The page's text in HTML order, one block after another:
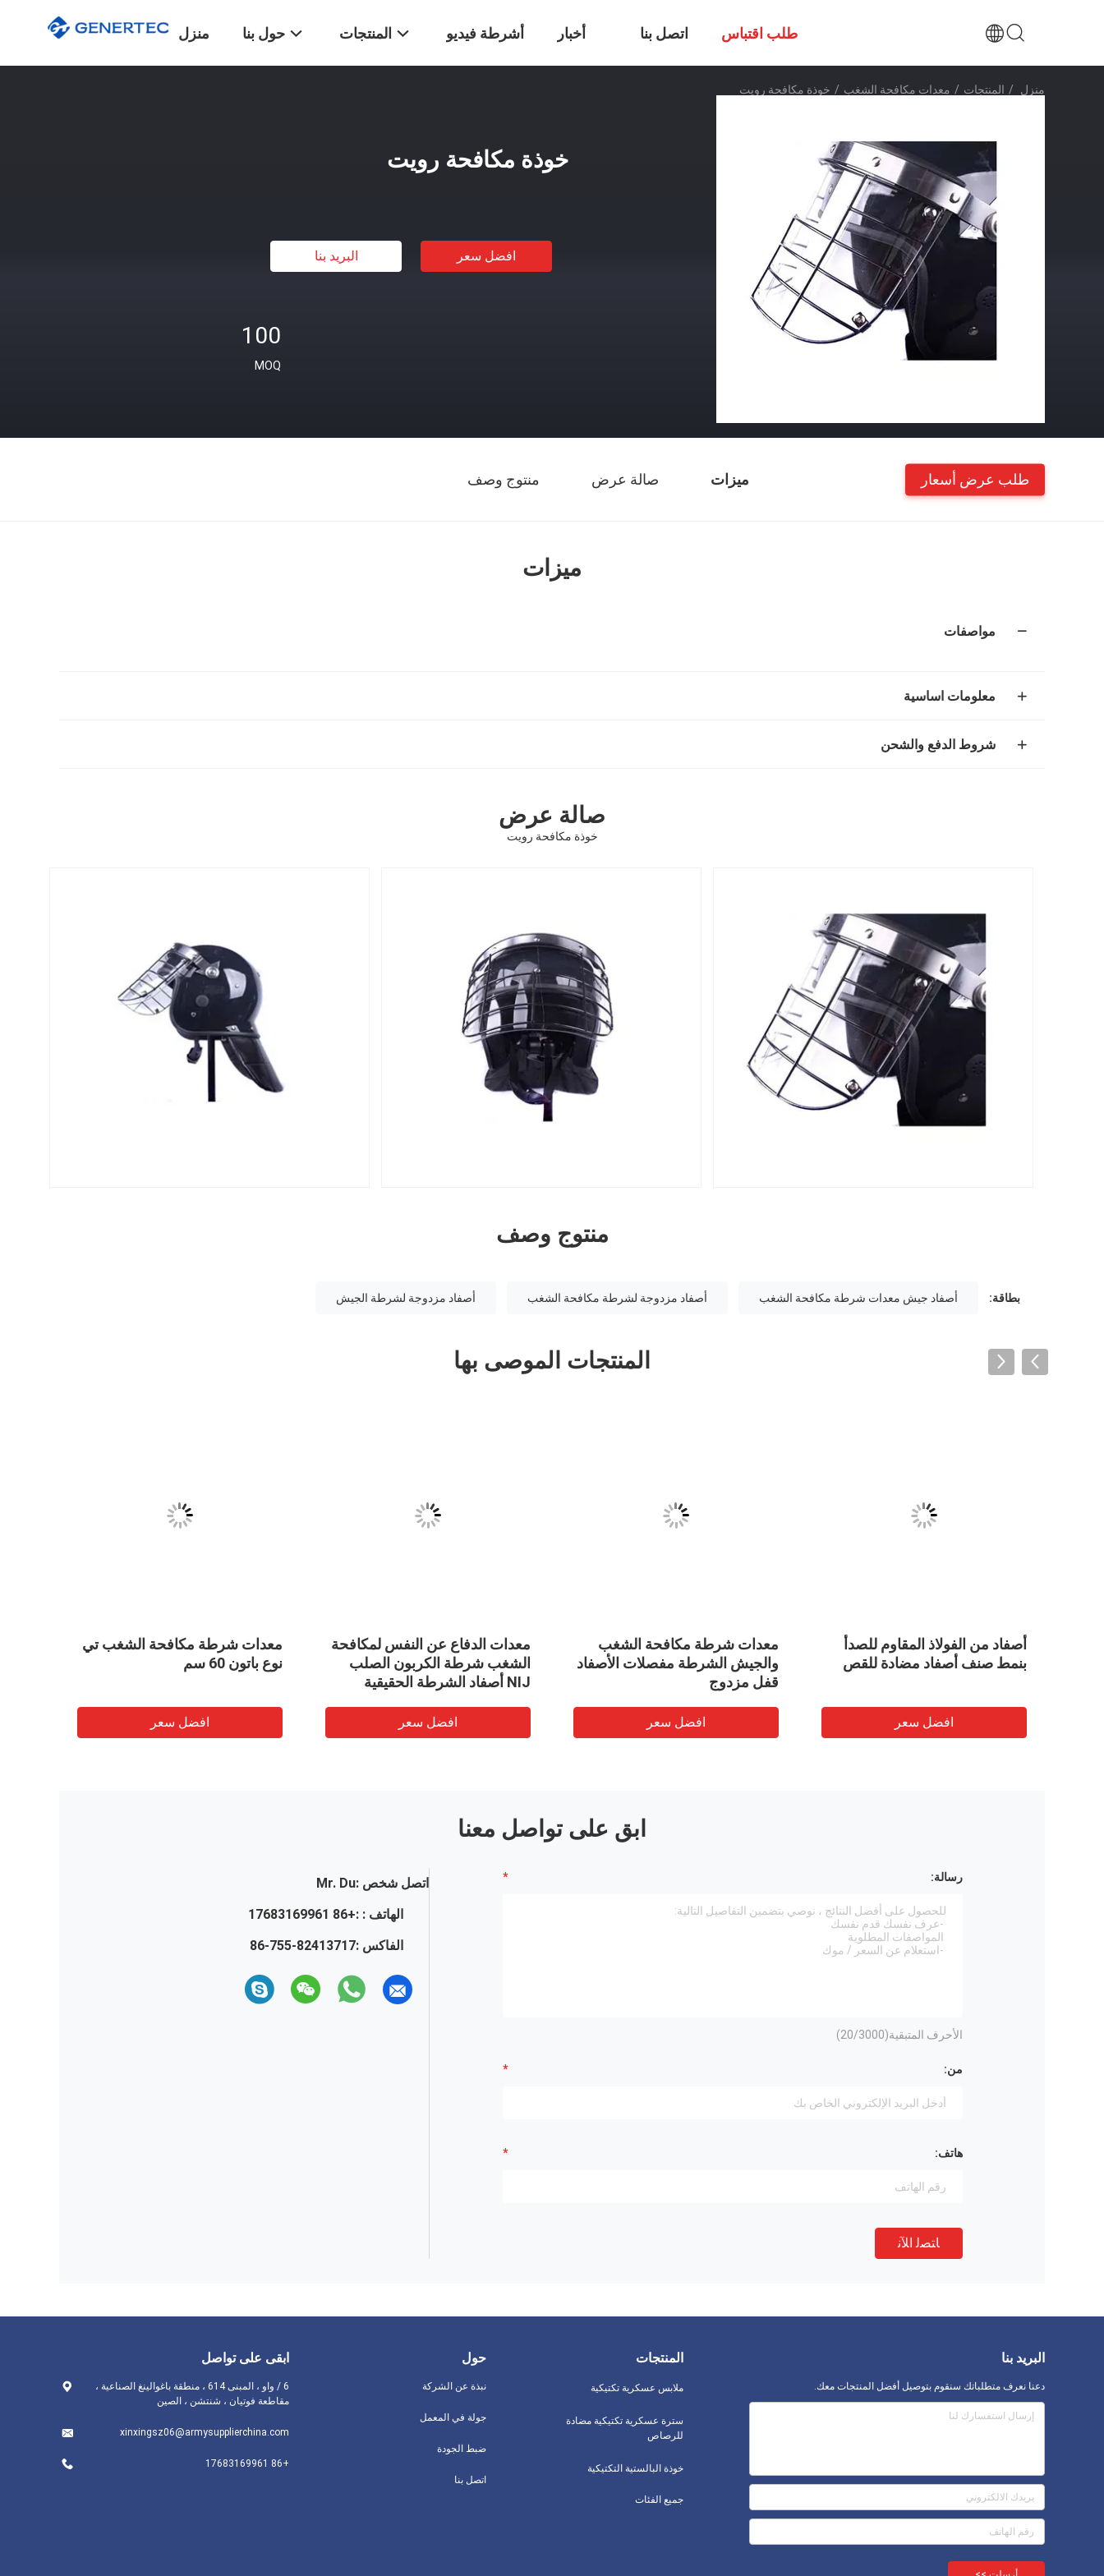
منزل حول بنا المنتجات أشرطة فيديو أخبار اتصل بنا طلب اقتباس
منزل / المنتجات / معدات مكافحة الشغب / خوذة مكافحة رويت
خوذة مكافحة رويت
افضل سعر البريد بنا
100
MOQ
ميزات صالة عرض منتوج وصف طلب عرض أسعار
ميزات
مواصفات
معلومات اساسية
شروط الدفع والشحن
صالة عرض
خوذة مكافحة رويت
منتوج وصف
بطاقة: أصفاد جيش معدات شرطة مكافحة الشغب أصفاد مزدوجة لشرطة مكافحة الشغب أصفاد مزدوجة لشرطة الجيش
المنتجات الموصى بها
معدات شرطة مكافحة الشغب تي
نوع باتون 60 سم
افضل سعر
معدات الدفاع عن النفس لمكافحة
الشغب شرطة الكربون الصلب
NIJ أصفاد الشرطة الحقيقية
افضل سعر
معدات شرطة مكافحة الشغب
والجيش الشرطة مفصلات الأصفاد
قفل مزدوج
افضل سعر
أصفاد من الفولاذ المقاوم للصدأ
بنمط صنف أصفاد مضادة للقص
افضل سعر
ابق على تواصل معنا
اتصل شخص :Mr. Du
الهاتف : :+86 17683169961
الفاكس :86-755-82413717
رسالة:
الأحرف المتبقية( 20/3000)
من:
هاتف:
ﺎﺘﺼﻟ ﺍﻶﻧ
ابقى على تواصل
6 / واو ، المبنى 614 ، منطقة باغوالينغ الصناعية ،
مقاطعة فوتيان ، شنتشن ، الصين
xinxingsz06@armysupplierchina.com
+86 17683169961
حول
نبذة عن الشركة
جولة في المعمل
ضبط الجودة
اتصل بنا
المنتجات
ملابس عسكرية تكتيكية
سترة عسكرية تكتيكية مضادة
للرصاص
خوذة البالستية التكتيكية
جميع الفئات
البريد بنا
دعنا نعرف متطلباتك سنقوم بتوصيل أفضل المنتجات معك.